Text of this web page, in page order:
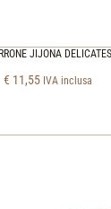
JIJONA
€ 11,55 IVA inclusa